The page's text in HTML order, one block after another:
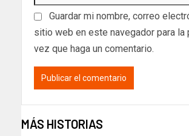
Guardar mi nombre, correo
sitio web en este navegador para la
vez que haga un comentario.
MÁS HISTORIAS